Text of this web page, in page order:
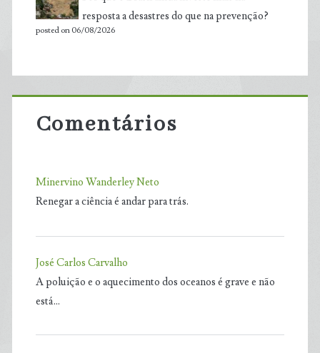
resposta a desastres do que na prevenção?
posted on 06/08/2026
Comentários
Minervino Wanderley Neto
Renegar a ciência é andar para trás.
José Carlos Carvalho
A poluição e o aquecimento dos oceanos é grave e não
está…